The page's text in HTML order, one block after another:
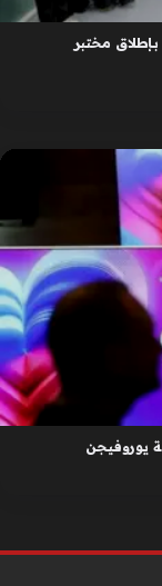
بإطلاق مختبر
يوروفيجن